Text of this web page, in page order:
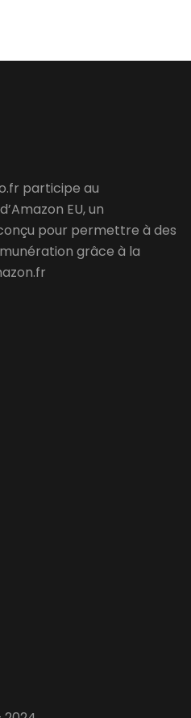
participe au
EU, un
pour permettre à des
grâce à la